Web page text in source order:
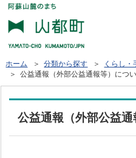
ホーム ＞分類から探す ＞ くらし・
＞ 公益通報（外部公益通報等）につ
公益通報（外部公益